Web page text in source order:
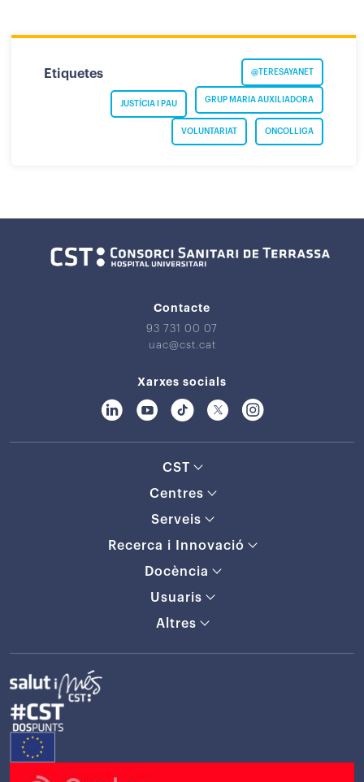
Etiquetes @TERESAYANET
GRUP MARIA AUXILIADORA
JUSTÍCIA I PAU
ONCOLLIGA
VOLUNTARIAT
Contacte
93 731 00 07
uac@cst.cat
Xarxes socials
CST
Centres
Serveis
Recerca i Innovació
Docència
Usuaris
Altres